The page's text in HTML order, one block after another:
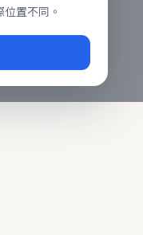
置不同。